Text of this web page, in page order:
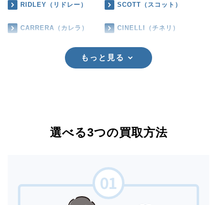
RIDLEY（リドレー） SCOTT（スコット）
CARRERA（カレラ） CINELLI（チネリ）
もっと見る
選べる3つの買取方法